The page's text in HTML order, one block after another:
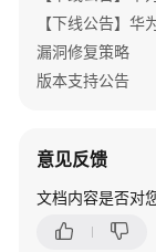
说
分
消
息
服
务
【下线公告】
漏洞修复策略
版本支持公告
意见反馈
文档内容是否对